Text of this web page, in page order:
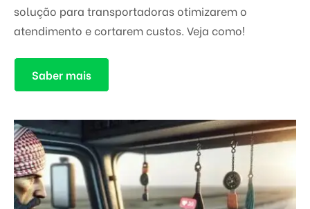
solução para transportadoras otimizarem o
atendimento e cortarem custos. Veja como!
Saber mais